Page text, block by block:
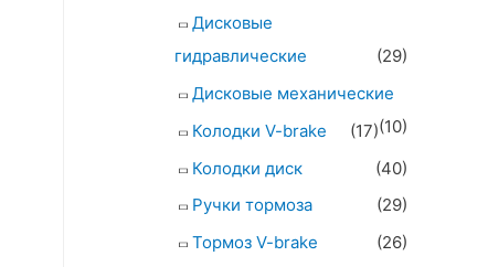
Дисковые
гидравлические
(29)
Дисковые механические
(10)
Колодки V-brake
(17)
Колодки диск
(40)
Ручки тормоза
(29)
Тормоз V-brake
(26)